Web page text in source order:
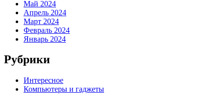
Май 2024
Апрель 2024
Март 2024
Февраль 2024
Январь 2024
Рубрики
Интересное
Компьютеры и гаджеты